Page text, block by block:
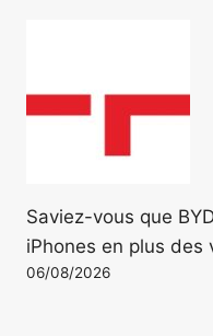
Saviez-vous que
iPhones en plus des
06/08/2026